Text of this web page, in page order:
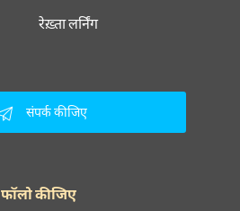
रेख़्ता लर्निंग
संपर्क कीजिए
फॉलो कीजिए